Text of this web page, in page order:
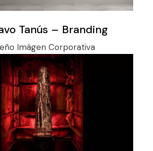
Tanús – Branding
Imágen Corporativa